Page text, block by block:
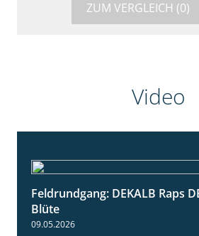
ZUM VERGLEICH (0)
Video
Feldrundgang: DEKALB Raps
Blüte
09.05.2026